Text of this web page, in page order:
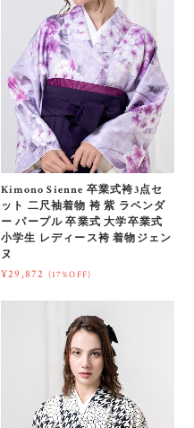
Kimono Sienne 卒業式袴3点セ
ット 二尺袖着物 袴 紫 ラベンダ
ー パープル 卒業式 大学卒業式
小学生 レディース袴 着物ジェン
ヌ
¥29,872 (17%OFF)